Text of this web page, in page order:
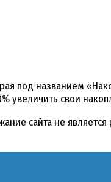
под названием
свои
сайта не